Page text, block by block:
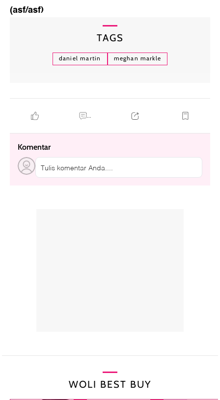
(asf/asf)
TAGS
daniel martin meghan markle
...
Komentar
Tulis komentar Anda....
WOLI BEST BUY